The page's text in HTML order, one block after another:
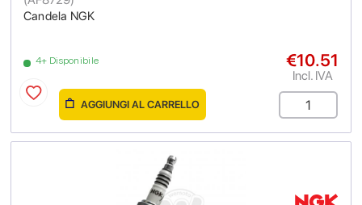
Candela NGK
4+ Disponibile €10.51
Incl. IVA
AGGIUNGI AL CARRELLO